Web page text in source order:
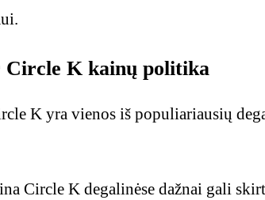
Circle K kainų politika
K yra vienos iš populiariausių
Circle K degalinėse dažnai gali